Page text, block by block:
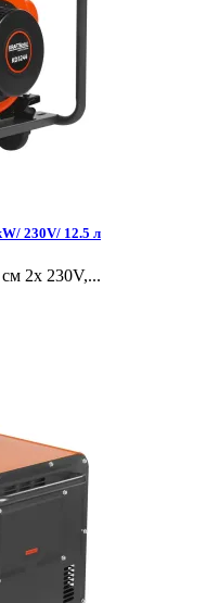
230V/ 12.5 л
2x 230V,...